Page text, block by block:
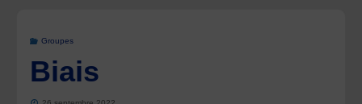
Groupes
Biais